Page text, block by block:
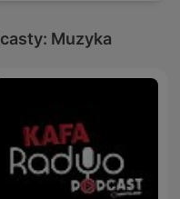
Muzyka